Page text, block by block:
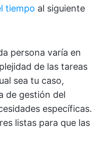
tiempo al siguiente
persona varía en
de las tareas
sea tu caso,
de gestión del
específicas.
listas para que las